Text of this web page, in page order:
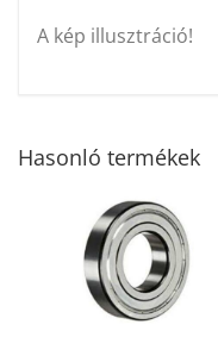
A kép illusztráció!
Hasonló termékek